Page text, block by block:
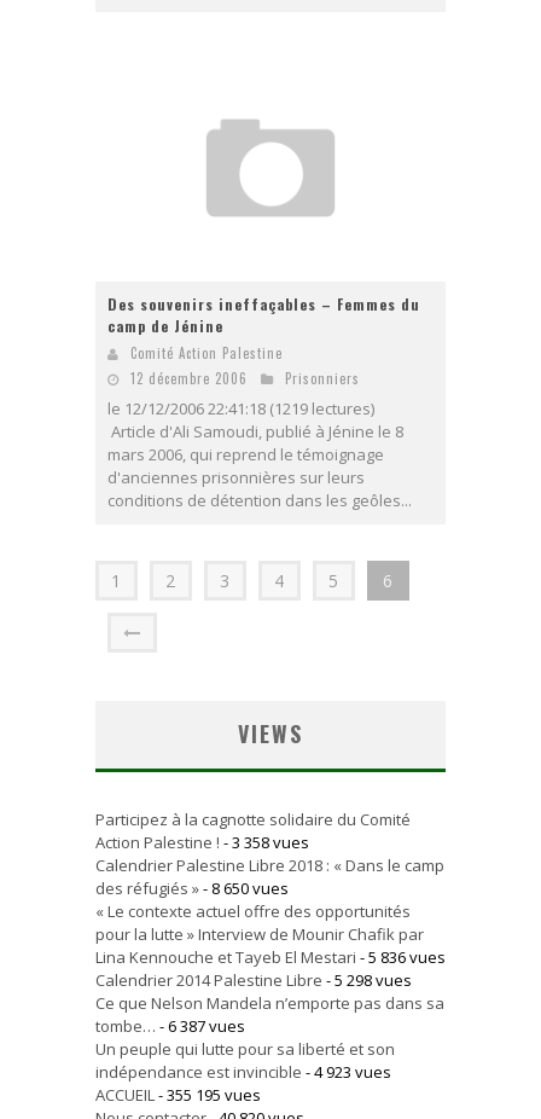
Des souvenirs ineffaçables – Femmes du
camp de Jénine
Comité Action Palestine
12 décembre 2006
Prisonniers
le 12/12/2006 22:41:18 (1219 lectures)
Article d'Ali Samoudi, publié à Jénine le 8
mars 2006, qui reprend le témoignage
d'anciennes prisonnières sur leurs
conditions de détention dans les geôles...
1 2 3 4 5 6
VIEWS
Participez à la cagnotte solidaire du Comité
Action Palestine ! - 3 358 vues
Calendrier Palestine Libre 2018 : « Dans le camp
des réfugiés »- 8 650 vues
« Le contexte actuel offre des opportunités
pour la lutte » Interview de Mounir Chafik par
Lina Kennouche et Tayeb El Mestari - 5 836 vues
Calendrier 2014 Palestine Libre - 5 298 vues
Ce que Nelson Mandela n’emporte pas dans sa
tombe… - 6 387 vues
Un peuple qui lutte pour sa liberté et son
indépendance est invincible - 4 923 vues
ACCUEIL- 355 195 vues